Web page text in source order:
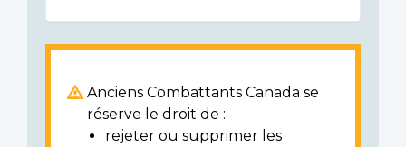
Anciens Combattants Canada se
réserve le droit de :
rejeter ou supprimer les